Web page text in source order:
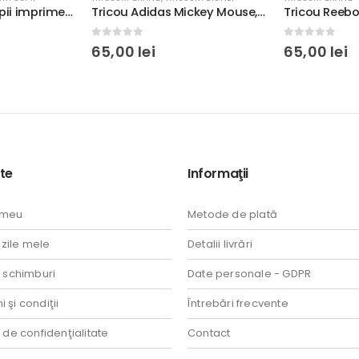
Tricou Adidas Mickey Mouse, rezistent la spălări, regular fit, bumbac 100%, culoare alb/negru #2 Tricou Reebok adulţi, rezistent la spălări, regular fit, bumbac 100%, culoare alb/negru
0 out of 5
65,00 lei 0 out of 5
65,00 lei
mele
schimburi
şi condiţii
de confidenţialitate
Informaţii
Metode de plată
Detalii livrări
Date personale - GDPR
Întrebări frecvente
Contact